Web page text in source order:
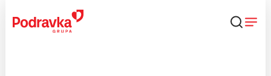
content